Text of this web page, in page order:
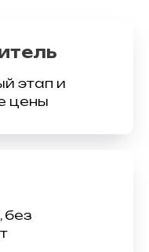
этап и
цены
без